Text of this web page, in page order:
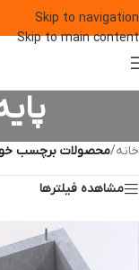
Skip to navigation
Skip to main content
خانه/محصولات برچسب
مشاهده فیلترها